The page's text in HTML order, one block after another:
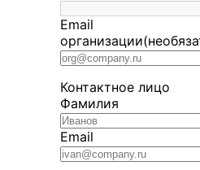
Email
организации
Контактное лицо
Фамилия
Email